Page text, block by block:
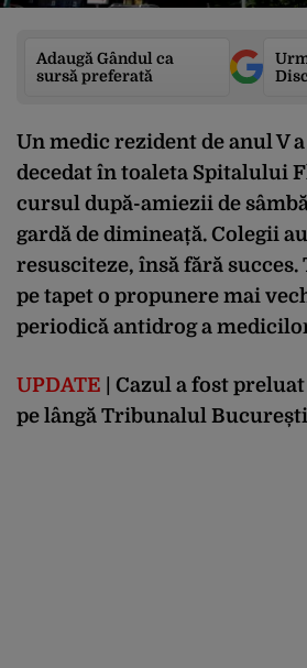
Adaugă Gândul ca
sursă preferată
Un medic rezident de anul V
decedat în toaleta Spitalului
cursul după-amiezii de
gardă de dimineață. Colegii
resusciteze, însă fără succes.
pe tapet o propunere mai
periodică antidrog a
UPDATE | Cazul a fost
pe lângă Tribunalul București